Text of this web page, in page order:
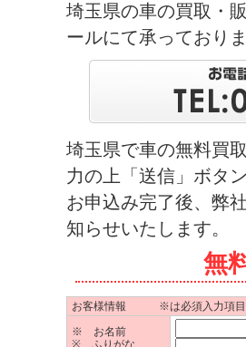
埼玉県の車の買取・
ールにて承っており
埼玉県で車の無料買
力の上「送信」ボタ
お申込み完了後、弊
知らせいたします。
無
お客様情報 ※は必須入力項目
※ お名前
※ ふりがな